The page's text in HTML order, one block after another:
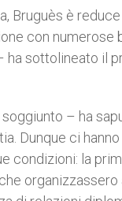
Bruguès è
con numerose
ha sottolineato
soggiunto – ha
Dunque ci
condizioni: la